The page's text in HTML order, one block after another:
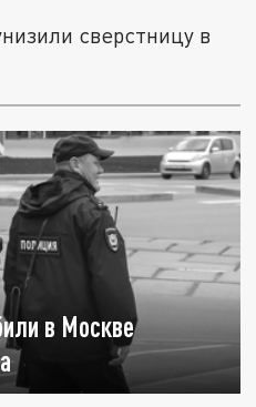
сверстницу в
в Москве